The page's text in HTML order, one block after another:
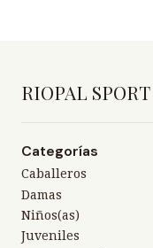
RIOPAL SPORT
Categorías
Caballeros
Damas
Niños(as)
Juveniles